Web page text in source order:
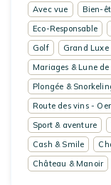
Avec vue Bien-
Eco-Responsable
Golf
Grand Luxe
Mariages & Lune de
Plongée &
Route des vins -
Sport & aventure
Cash & Smile
Château & Manoir